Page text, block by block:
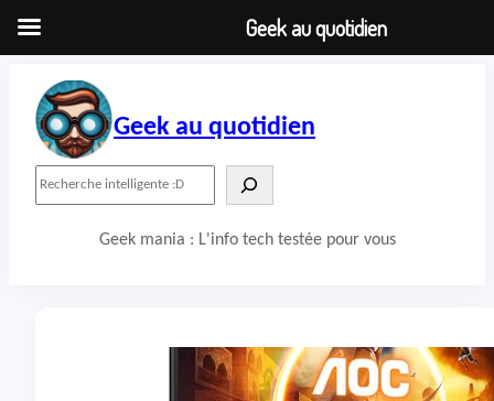
contenu
Geek au quotidien
Geek mania : L'info tech testée pour vous
Geek au quotidien